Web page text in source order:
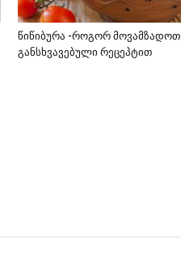
წიწიბურა -როგორ მოვამზადოთ
განსხვავებული რეცეპტით